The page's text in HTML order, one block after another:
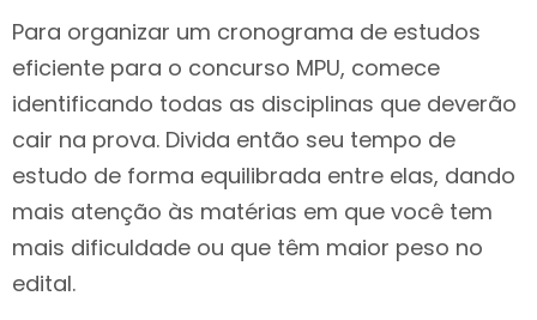
Para organizar um cronograma de estudos
eficiente para o concurso MPU, comece
identificando todas as disciplinas que deverão
cair na prova. Divida então seu tempo de
estudo de forma equilibrada entre elas, dando
mais atenção às matérias em que você tem
mais dificuldade ou que têm maior peso no
edital.